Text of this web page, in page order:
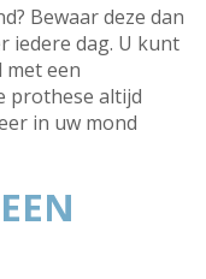
Bewaar deze dan
iedere dag. U kunt
met een
prothese altijd
in uw mond